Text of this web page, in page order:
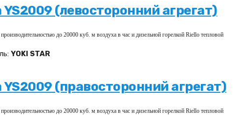
(левосторонний агрегат)
до 20000 куб. м воздуха в час и дизельной горелкой Riello тепловой
YOKI STAR
(правосторонний агрегат)
до 20000 куб. м воздуха в час и дизельной горелкой Riello тепловой